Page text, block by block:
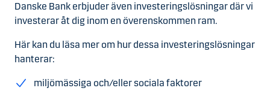
Danske Bank erbjuder även investeringslösningar där vi
investerar åt dig inom en överenskommen ram.
Här kan du läsa mer om hur dessa investeringslösningar
hanterar:
miljömässiga och/eller sociala faktorer